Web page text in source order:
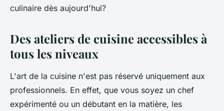
culinaire dès aujourd'hui?
Des ateliers de cuisine accessibles à
tous les niveaux
L'art de la cuisine n'est pas réservé uniquement aux
professionnels. En effet, que vous soyez un chef
expérimenté ou un débutant en la matière, les